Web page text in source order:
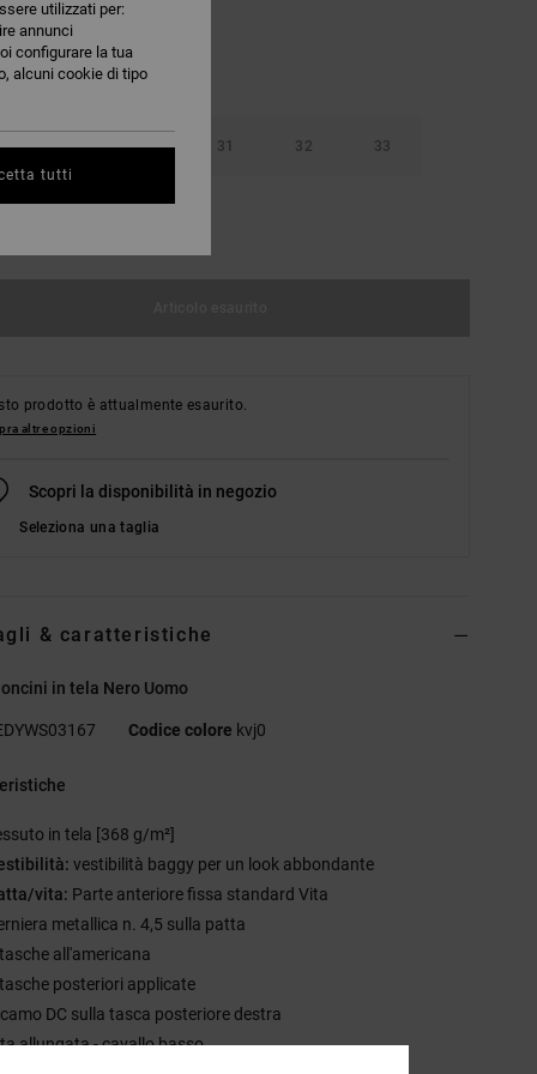
29 30 31 32 33
36 38
prodotto è attualmente esaurito.
altre opzioni
Scopri la disponibilità in negozio
Seleziona una taglia
& caratteristiche
in tela Nero Uomo
Codice colore kvj0
in tela [368 g/m²]
vestibilità baggy per un look abbondante
vita: Parte anteriore fissa standard Vita
metallica n. 4,5 sulla patta
all'americana
posteriori applicate
DC sulla tasca posteriore destra
allungata - cavallo basso
utilizzati per:
annunci
configurare la tua
alcuni cookie di tipo
tutti